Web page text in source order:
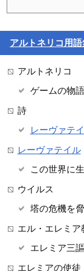
アルトネリコ用語
アルトネリコ
ゲームの物
詩
レーヴァテ
レーヴァテイル
この世界に
ウイルス
塔の危機を
エル・エレミア
エレミア三
エレミアの使徒